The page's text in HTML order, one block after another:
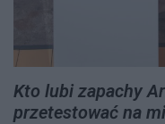
Kto lubi zapachy
przetestować na